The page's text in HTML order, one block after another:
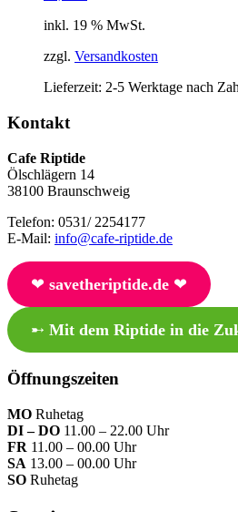
inkl. 19 % MwSt.
zzgl. Versandkosten
Lieferzeit: 2-5 Werktage nach
Kontakt
Cafe Riptide
Ölschlägern 14
38100 Braunschweig
Telefon: 0531/ 2254177
E-Mail: info@cafe-riptide.de
❤︎ savetheriptide.de❤︎
➸ Mit dem Riptide in die
Öffnungszeiten
MO Ruhetag
DI – DO 11.00 – 22.00 Uhr
FR 11.00 – 00.00 Uhr
SA 13.00 – 00.00 Uhr
SO Ruhetag